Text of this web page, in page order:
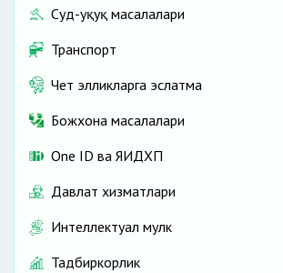
Суд-ҳуқуқ масалалари
Транспорт
Чет элликларга эслатма
Божхона масалалари
One ID ва ЯИДХП
Давлат хизматлари
Интеллектуал мулк
Тадбиркорлик